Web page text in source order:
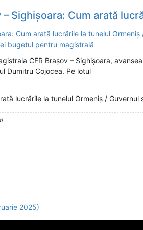
Ormeniș / Guvernul suplimentează cu 3 miliarde lei bugetul pentru
CFR Brașov – Sighișoara,
Dumitru Cojocea. Pe lotul
lucrările la tunelul Ormeniș /
2025)